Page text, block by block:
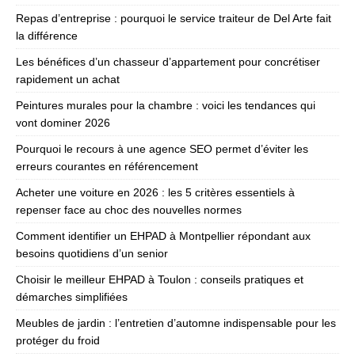
Repas d’entreprise : pourquoi le service traiteur de Del Arte fait
la différence
Les bénéfices d’un chasseur d’appartement pour concrétiser
rapidement un achat
Peintures murales pour la chambre : voici les tendances qui
vont dominer 2026
Pourquoi le recours à une agence SEO permet d’éviter les
erreurs courantes en référencement
Acheter une voiture en 2026 : les 5 critères essentiels à
repenser face au choc des nouvelles normes
Comment identifier un EHPAD à Montpellier répondant aux
besoins quotidiens d’un senior
Choisir le meilleur EHPAD à Toulon : conseils pratiques et
démarches simplifiées
Meubles de jardin : l’entretien d’automne indispensable pour les
protéger du froid